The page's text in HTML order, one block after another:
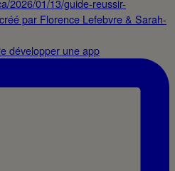
développer une app